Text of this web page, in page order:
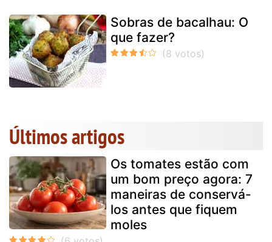
Sobras de bacalhau: O
que fazer?
Últimos artigos
Os tomates estão com
um bom preço agora: 7
maneiras de conservá-
los antes que fiquem
moles